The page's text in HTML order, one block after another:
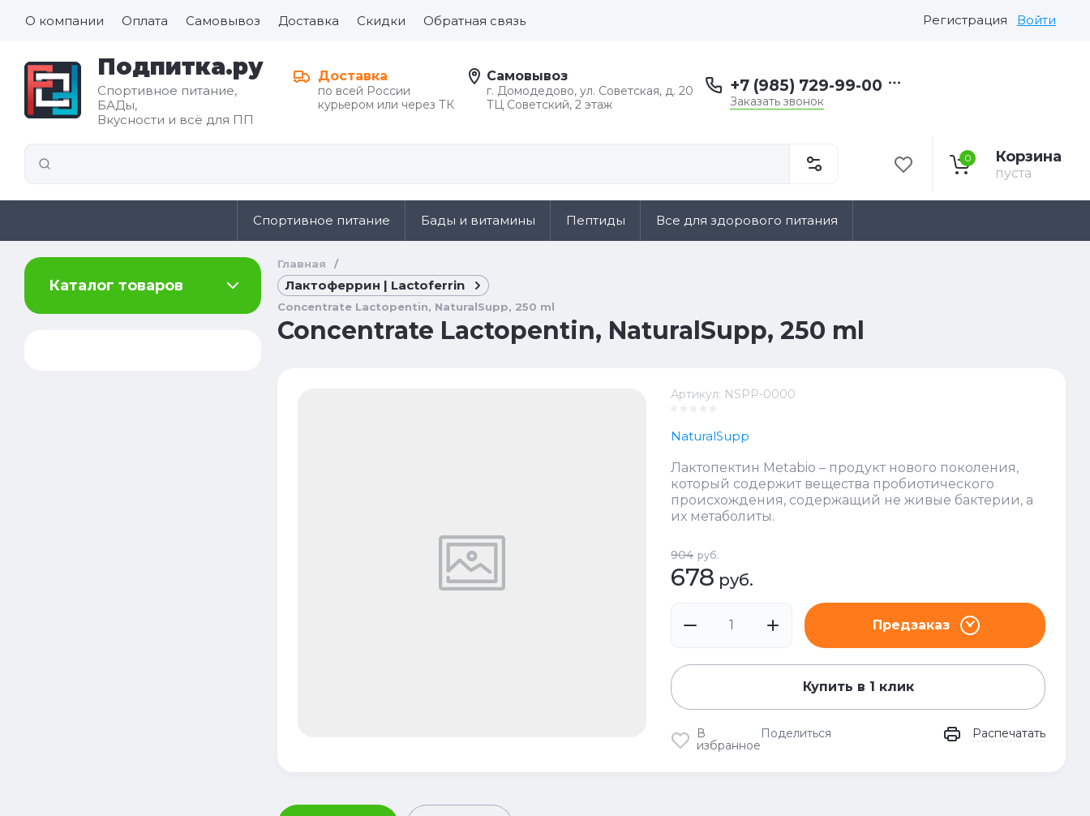
О компании Оплата Самовывоз Доставка Скидки Обратная связь Регистрация Войти
Подпитка.ру
Спортивное питание,
БАДы,
Вкусности и всё для ПП
Доставка
по всей России
курьером или через ТК
Самовывоз
г. Домодедово, ул. Советская, д. 20
ТЦ Советский, 2 этаж
+7 (985) 729-99-00
Заказать звонок
0 Корзина
пуста
Спортивное питание Бады и витамины Пептиды Все для здорового питания
Каталог товаров
Главная /
Лактоферрин | Lactoferrin
Concentrate Lactopentin, NaturalSupp, 250 ml
Concentrate Lactopentin, NaturalSupp, 250 ml
Артикул: NSPP-0000
NaturalSupp
Лактопектин Metabio – продукт нового поколения,
который содержит вещества пробиотического
происхождения, содержащий не живые бактерии, а
их метаболиты.
904 руб.
678 руб.
Предзаказ
Купить в 1 клик
В
избранное
Поделиться Распечатать
Все для
здорового
питания